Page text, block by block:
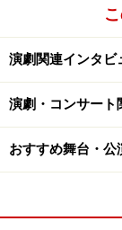
演劇関連インタビ
演劇・コンサート
おすすめ舞台・公